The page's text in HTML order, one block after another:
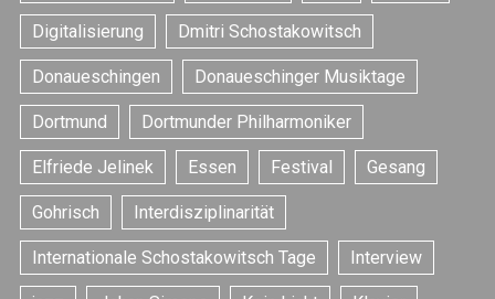
Digitalisierung Dmitri Schostakowitsch
Donaueschingen Donaueschinger Musiktage
Dortmund Dortmunder Philharmoniker
Elfriede Jelinek Essen Festival Gesang
Gohrisch Interdisziplinarität
Internationale Schostakowitsch Tage Interview